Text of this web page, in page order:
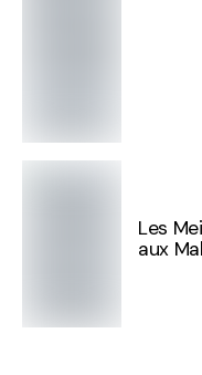
Les
aux